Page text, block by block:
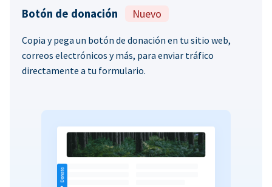
Botón de donación Nuevo
Copia y pega un botón de donación en tu sitio web,
correos electrónicos y más, para enviar tráfico
directamente a tu formulario.